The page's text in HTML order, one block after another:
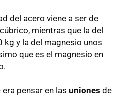
del acero viene a ser de
mientras que la del
kg y la del magnesio unos
que es el magnesio en
pensar en las uniones de